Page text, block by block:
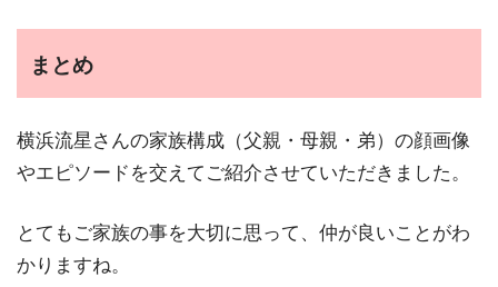
まとめ
横浜流星さんの家族構成（父親・母親・弟）の顔画像
やエピソードを交えてご紹介させていただきました。
とてもご家族の事を大切に思って、仲が良いことがわ
かりますね。